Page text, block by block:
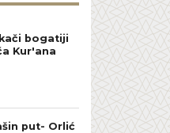
bogatiji
Kur'ana
put- Orlić